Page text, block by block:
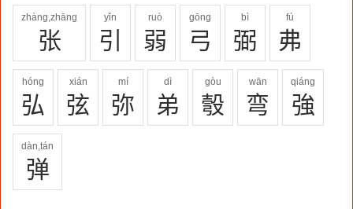
zhàng,zhāng
张
yǐn
引
ruò
弱
gōng
弓
bì
弼
fú
弗
hóng
弘
xián
弦
mí
弥
dì
弟
gòu
彀
wān
弯
qiáng
強
dàn,tán
弹